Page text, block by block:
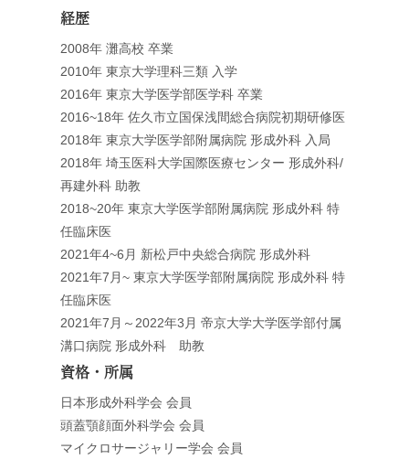
経歴
2008年 灘高校 卒業
2010年 東京大学理科三類 入学
2016年 東京大学医学部医学科 卒業
2016~18年 佐久市立国保浅間総合病院初期研修医
2018年 東京大学医学部附属病院 形成外科 入局
2018年 埼玉医科大学国際医療センター 形成外科/
再建外科 助教
2018~20年 東京大学医学部附属病院 形成外科 特
任臨床医
2021年4~6月 新松戸中央総合病院 形成外科
2021年7月~ 東京大学医学部附属病院 形成外科 特
任臨床医
2021年7月～2022年3月 帝京大学大学医学部付属
溝口病院 形成外科 助教
資格・所属
日本形成外科学会 会員
頭蓋顎顔面外科学会 会員
マイクロサージャリー学会 会員